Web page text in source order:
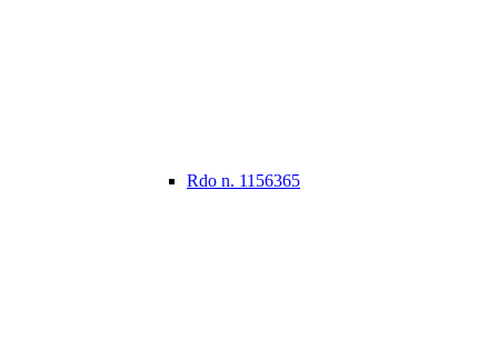
Rdo n. 1156365